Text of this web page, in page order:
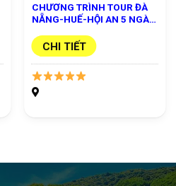
CHƯƠNG TRÌNH TOUR ĐÀ
NẴNG-HUẾ-HỘI AN 5 NGÀY
CHI TIẾT